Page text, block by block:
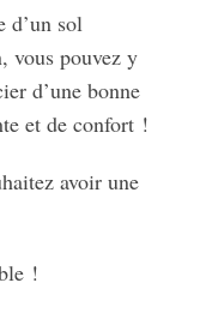
d’un sol
vous pouvez y
d’une bonne
et de confort !
avoir une
!